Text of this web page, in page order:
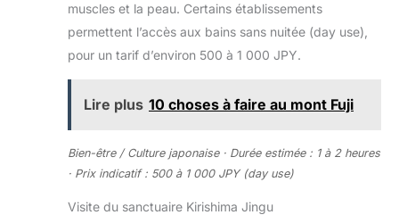
muscles et la peau. Certains établissements
permettent l’accès aux bains sans nuitée (day use),
pour un tarif d’environ 500 à 1 000 JPY.
Lire plus 10 choses à faire au mont Fuji
Bien-être / Culture japonaise · Durée estimée : 1 à 2 heures
· Prix indicatif : 500 à 1 000 JPY (day use)
Visite du sanctuaire Kirishima Jingu